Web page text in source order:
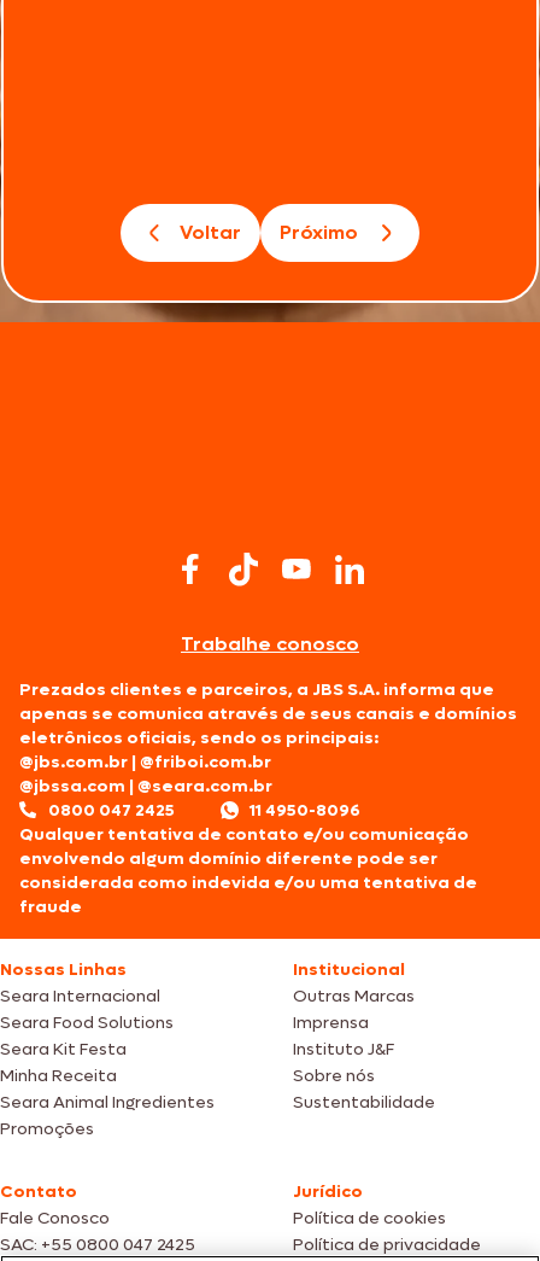
Voltar Próximo
Trabalhe conosco
Prezados clientes e parceiros, a JBS S.A. informa que
apenas se comunica através de seus canais e domínios
eletrônicos oficiais, sendo os principais:
@jbs.com.br |@friboi.com.br
@jbssa.com |@seara.com.br
0800 047 2425
11 4950-8096
Qualquer tentativa de contato e/ou comunicação
envolvendo algum domínio diferente pode ser
considerada como indevida e/ou uma tentativa de
fraude
Nossas Linhas
Seara Internacional
Seara Food Solutions
Seara Kit Festa
Minha Receita
Seara Animal Ingredientes
Promoções
Institucional
Outras Marcas
Imprensa
Instituto J&F
Sobre nós
Sustentabilidade
Contato
Fale Conosco
SAC: +55 0800 047 2425
Jurídico
Política de cookies
Política de privacidade